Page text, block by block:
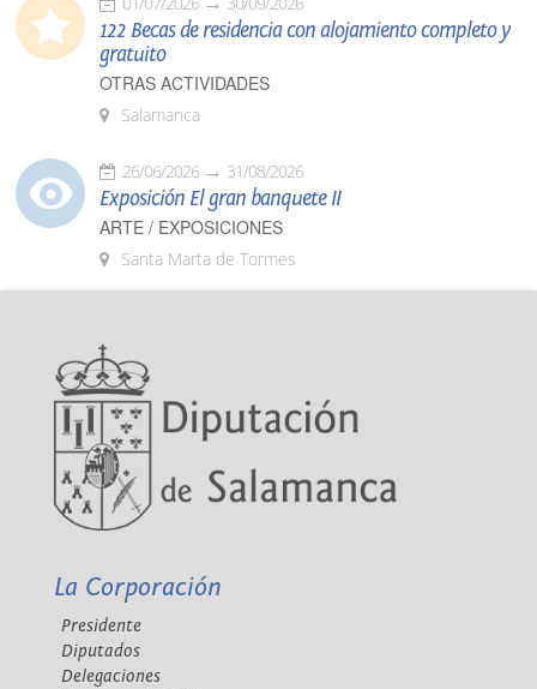
122 Becas de residencia con alojamiento completo y
gratuito
OTRAS ACTIVIDADES
Salamanca
26/06/2026 31/08/2026
Exposición El gran banquete II
ARTE / EXPOSICIONES
Santa Marta de Tormes
La Corporación
Presidente
Diputados
Delegaciones